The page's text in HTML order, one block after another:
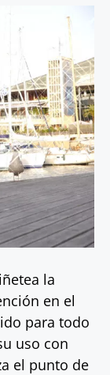
la
en el
para todo
uso con
el punto de